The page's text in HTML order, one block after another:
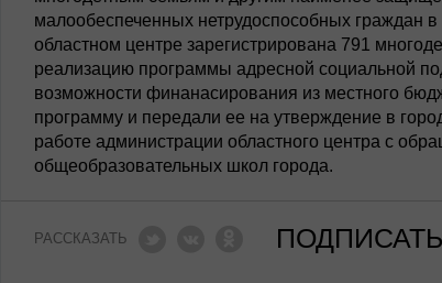
малообеспеченных нетрудоспособных граждан
областном центре зарегистрирована 791
реализацию программы адресной социальной
возможности финанасирования из местного
программу и передали ее на утверждение в
работе администрации областного центра с
общеобразовательных школ города.
РАССКАЗАТЬ